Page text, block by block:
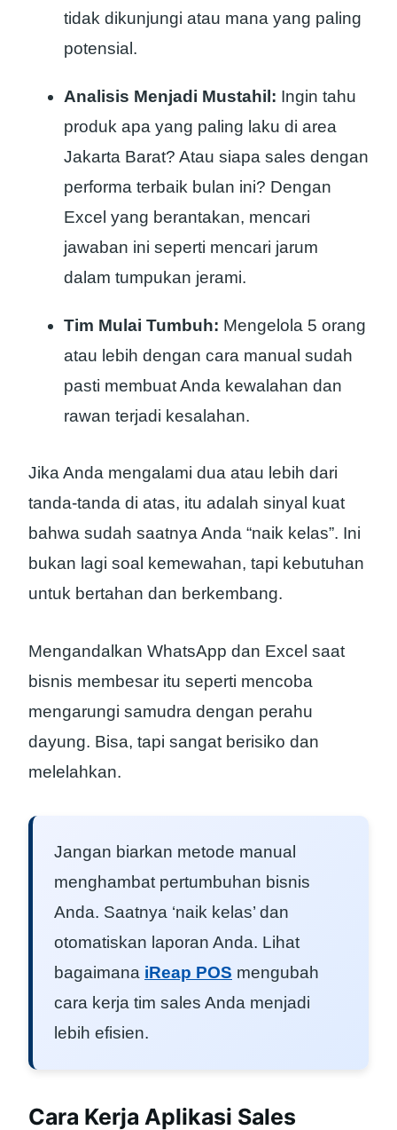
tidak dikunjungi atau mana yang paling
potensial.
Analisis Menjadi Mustahil: Ingin tahu
produk apa yang paling laku di area
Jakarta Barat? Atau siapa sales dengan
performa terbaik bulan ini? Dengan
Excel yang berantakan, mencari
jawaban ini seperti mencari jarum
dalam tumpukan jerami.
Tim Mulai Tumbuh: Mengelola 5 orang
atau lebih dengan cara manual sudah
pasti membuat Anda kewalahan dan
rawan terjadi kesalahan.
Jika Anda mengalami dua atau lebih dari
tanda-tanda di atas, itu adalah sinyal kuat
bahwa sudah saatnya Anda “naik kelas”. Ini
bukan lagi soal kemewahan, tapi kebutuhan
untuk bertahan dan berkembang.
Mengandalkan WhatsApp dan Excel saat
bisnis membesar itu seperti mencoba
mengarungi samudra dengan perahu
dayung. Bisa, tapi sangat berisiko dan
melelahkan.
Jangan biarkan metode manual
menghambat pertumbuhan bisnis
Anda. Saatnya ‘naik kelas’ dan
otomatiskan laporan Anda. Lihat
bagaimana iReap POS mengubah
cara kerja tim sales Anda menjadi
lebih efisien.
Cara Kerja Aplikasi Sales